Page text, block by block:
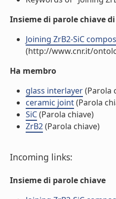
Insieme di parole chiave di
Joining ZrB2-SiC
(http://www.cnr.it/
Ha membro
glass interlayer(Parola
ceramic joint(Parola
SiC(Parola chiave)
ZrB2(Parola chiave)
Incoming links:
Insieme di parole chiave